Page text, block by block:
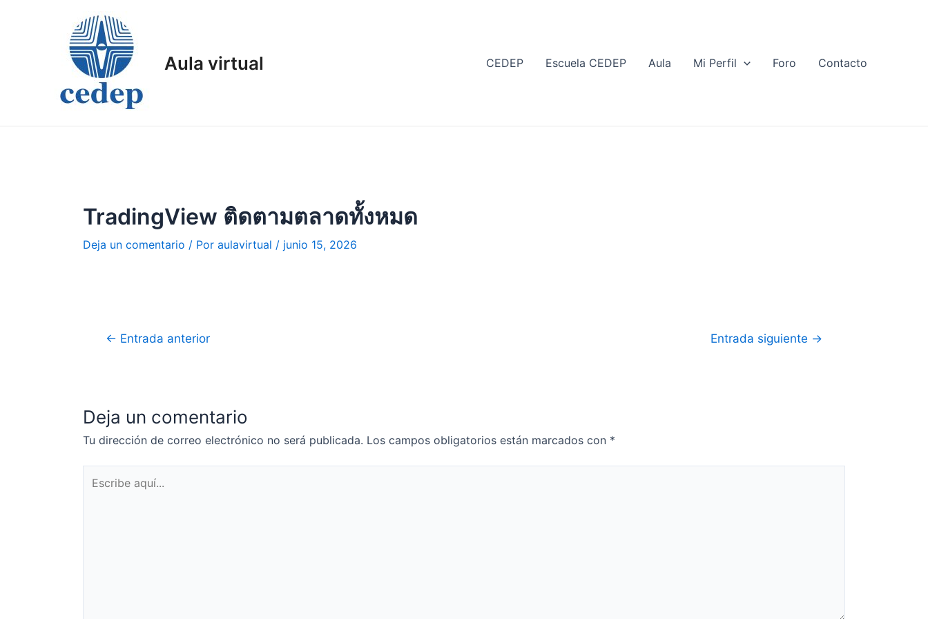
Aula virtual CEDEP Escuela CEDEP Aula Mi Perfil Foro Contacto
TradingView ติดตามตลาดทั้งหมด
Deja un comentario / Por aulavirtual / junio 15, 2026
Navegación
← Entrada anterior Entrada siguiente →
Deja un comentario
Tu dirección de correo electrónico no será publicada. Los campos obligatorios están marcados con *
aquí...